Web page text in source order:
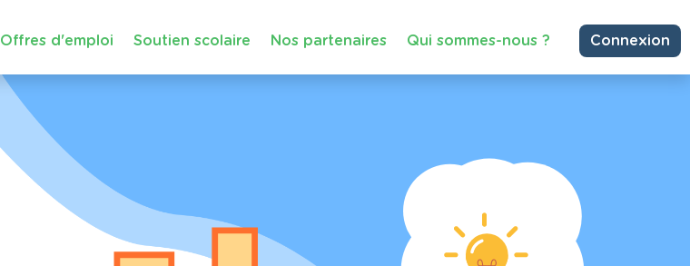
Offres d'emploi Soutien scolaire Nos partenaires Qui sommes-nous ? Connexion